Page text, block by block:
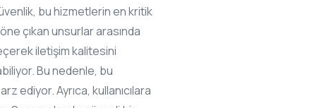
bu hizmetlerin en kritik
çıkan unsurlar arasında
iletişim kalitesini
Bu nedenle, bu
ediyor. Ayrıca, kullanıcılara